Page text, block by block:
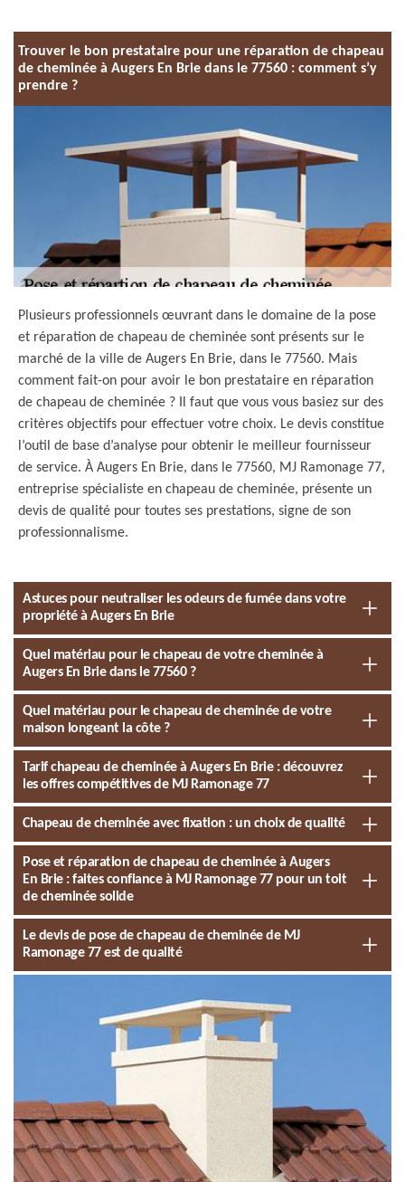
Trouver le bon prestataire pour une réparation de chapeau
de cheminée à Augers En Brie dans le 77560 : comment s’y
prendre ?
Plusieurs professionnels œuvrant dans le domaine de la pose
et réparation de chapeau de cheminée sont présents sur le
marché de la ville de Augers En Brie, dans le 77560. Mais
comment fait-on pour avoir le bon prestataire en réparation
de chapeau de cheminée ? Il faut que vous vous basiez sur des
critères objectifs pour effectuer votre choix. Le devis constitue
l’outil de base d’analyse pour obtenir le meilleur fournisseur
de service. À Augers En Brie, dans le 77560, MJ Ramonage 77,
entreprise spécialiste en chapeau de cheminée, présente un
devis de qualité pour toutes ses prestations, signe de son
professionnalisme.
Astuces pour neutraliser les odeurs de fumée dans votre
propriété à Augers En Brie
Quel matériau pour le chapeau de votre cheminée à
Augers En Brie dans le 77560 ?
Quel matériau pour le chapeau de cheminée de votre
maison longeant la côte ?
Tarif chapeau de cheminée à Augers En Brie : découvrez
les offres compétitives de MJ Ramonage 77
Chapeau de cheminée avec fixation : un choix de qualité
Pose et réparation de chapeau de cheminée à Augers
En Brie : faites confiance à MJ Ramonage 77 pour un toit
de cheminée solide
Le devis de pose de chapeau de cheminée de MJ
Ramonage 77 est de qualité